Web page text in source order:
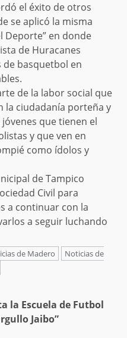
el éxito de otros
se aplicó la misma
Deporte” en donde
de Huracanes
basquetbol en
de la labor social que
la ciudadanía porteña y
que tienen el
y que ven en
como ídolos y
de Tampico
Civil para
a continuar con la
a seguir luchando
de Madero
Noticias de
la Escuela de Futbol
Jaibo”